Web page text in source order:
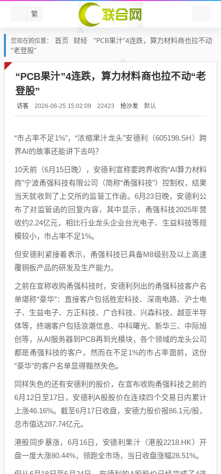
繁
您现在的位置： 首页 财经
“PCB果汁”4连跌，算力材料商也拉不动
“老登股”
“PCB果汁”4连跌，算力材料商也拉不动“老
登股”
访客 2026-06-25 15:02:09 22423 抢沙发 默认
“市占率不足1%”，“浓缩果汁龙头”安德利（605198.SH）跨
界AI的故事还能讲下去吗？
10天前（6月15日晚），安德利宣称要跨界收购“AI算力材料
商”宁波甬强科技有限公司（简称“甬强科技”）控制权，结果
当天就收到了上交所的监管工作函。6月23日晚，安德利公
布了对监管函的回复内容，其中显示，甬强科技2025年营
收约2.24亿元，相比行业龙头企业台光电子、生益科技等规
模较小，市占率不足1%。
但安德利紧接着表示，甬强科技已具备M8级别及以上高速
覆铜板产品的研发及生产能力。
之前在宣称收购甬强科技时，安德利列出的甬强科技客户名
单堪称“豪华”：直接客户包括胜宏科技、深南电路、沪士电
子、生益电子、方正科技、广合科技、兴森科技、越亚半导
体等，终端客户包括浪潮信息、中科曙光、新华三、中际旭
创等，从AI服务器到PCB再到光模块，各个领域的龙头公司
都是甬强科技的客户，然而在不足1%的市占率面前，这份
“豪华”的客户名单显得黯然失色。
同样失色的还有安德利的股价，在宣布收购甬强科技之前的
6月12日至17日，安德利A股股价在连续四个交易日内累计
上涨46.16%。截至6月17日收盘，安德力股价报86.1元/股，
总市值达287.74亿元。
港股同步暴涨，6月16日，安德利果汁（港股2218.HK）开
盘一度大涨80.44%，领跑全市场，当日收盘涨幅28.51%。